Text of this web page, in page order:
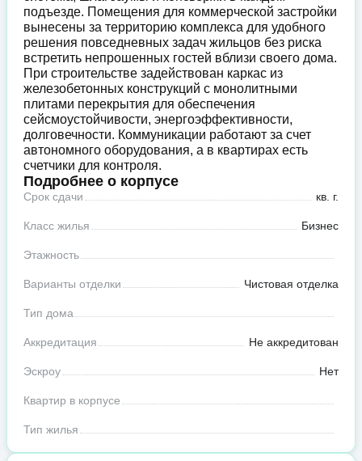
подъезде. Помещения для коммерческой застройки
вынесены за территорию комплекса для удобного
решения повседневных задач жильцов без риска
встретить непрошенных гостей вблизи своего дома.
При строительстве задействован каркас из
железобетонных конструкций с монолитными
плитами перекрытия для обеспечения
сейсмоустойчивости, энергоэффективности,
долговечности. Коммуникации работают за счет
автономного оборудования, а в квартирах есть
счетчики для контроля.
Подробнее о корпусе
Срок сдачи кв. г.
Класс жилья Бизнес
Этажность
Варианты отделки Чистовая отделка
Тип дома
Аккредитация Не аккредитован
Эскроу Нет
Квартир в корпусе
Тип жилья